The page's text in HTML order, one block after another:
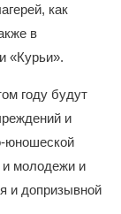
как
в
«Курьи».
году будут
и
юношеской
и молодежи и
и допризывной